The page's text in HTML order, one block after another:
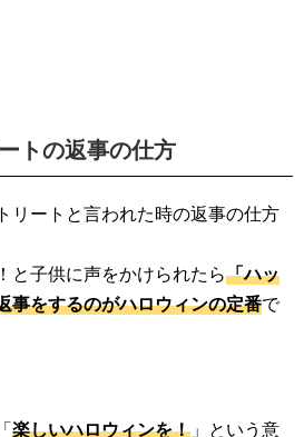
トの返事の仕方
リートと言われた時の返事の仕方
と子供に声をかけられたら「ハッ
事をするのがハロウィンの定番で
楽しいハロウィンを！ 」という意